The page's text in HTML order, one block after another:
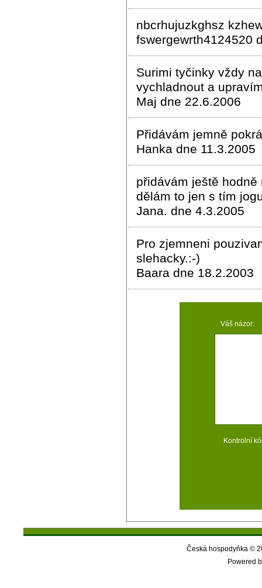
nbcrhujuzkghsz
fswergewrth4124520
Surimi tyčinky vždy
vychladnout a
Maj dne 22.6.2006
Přidávám jemně
Hanka dne 11.3.2005
přidávám ještě
dělám to jen s tím
Jana. dne 4.3.2005
Pro zjemneni
slehacky.:-)
Baara dne 18.2.2003
Váš názor:
Kontrolní
Česká hospodyňka ©
Powered